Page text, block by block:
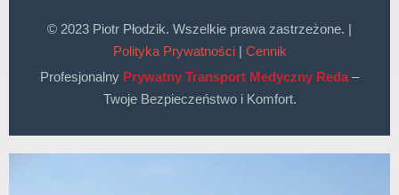
© 2023 Piotr Płodzik. Wszelkie prawa zastrzeżone. |
Polityka Prywatności| Cennik
Profesjonalny Prywatny Transport Medyczny Reda –
Twoje Bezpieczeństwo i Komfort.